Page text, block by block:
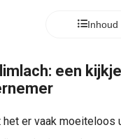
Inhoud
een
er vaak moeiteloos